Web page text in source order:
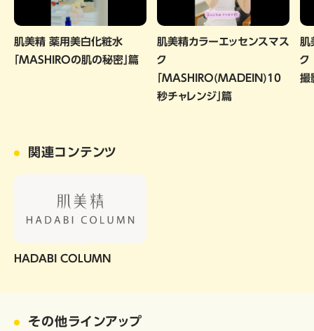
肌美精 薬用美白化粧水
「MASHIROの肌の秘密」篇
肌美精カラーエッセンスマス
ク
「MASHIRO(MADEIN)10
秒チャレンジ」篇
肌
ク
撮
関連コンテンツ
HADABI COLUMN
その他ラインアップ